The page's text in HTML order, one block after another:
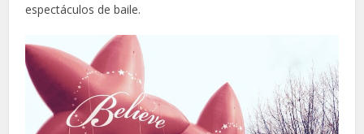
espectáculos de baile.